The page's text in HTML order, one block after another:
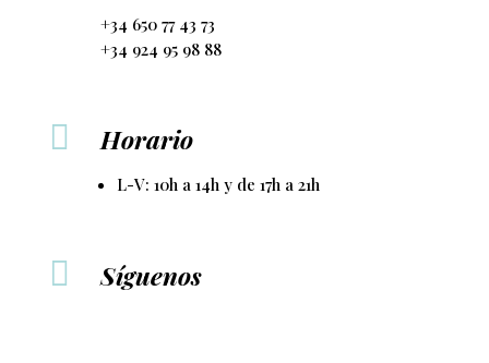
+34 650 77 43 73
+34 924 95 98 88
 Horario
L-V: 10h a 14h y de 17h a 21h
 Síguenos